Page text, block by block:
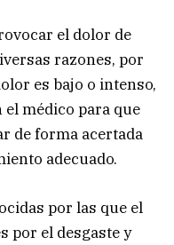
el dolor de
razones, por
es bajo o intenso,
médico para que
de forma acertada
adecuado.
por las que el
por el desgaste y